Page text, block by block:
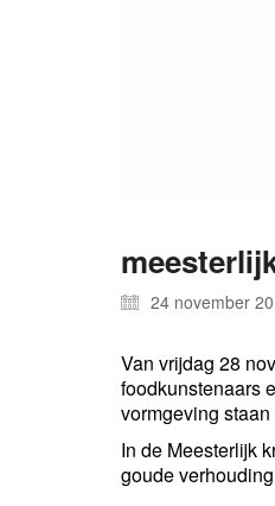
24 november
Van vrijdag 28
foodkunstenaars
vormgeving
In de Meesterlijk
goude